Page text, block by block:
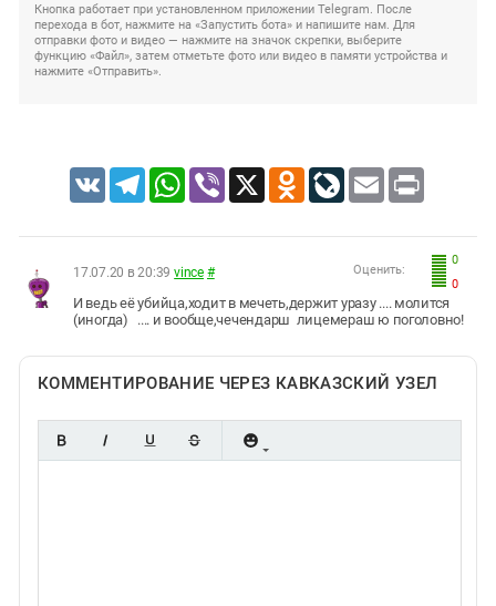
Кнопка работает при установленном приложении Telegram. После
перехода в бот, нажмите на «Запустить бота» и напишите нам. Для
отправки фото и видео — нажмите на значок скрепки, выберите
функцию «Файл», затем отметьте фото или видео в памяти устройства и
нажмите «Отправить».
VK TelegramWhatsApp
Viber X Odnoklassniki
LiveJournal
Email Print
0
0
Оценить:
17.07.20 в 20:39 vince #
И ведь её убийца,ходит в мечеть,держит уразу .... молится
(иногда) .... и вообще,чечендарш лицемераш ю поголовно!
КОММЕНТИРОВАНИЕ ЧЕРЕЗ КАВКАЗСКИЙ УЗЕЛ